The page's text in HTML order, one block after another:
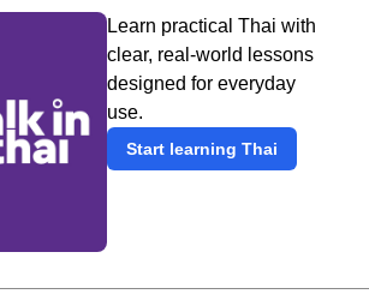
Learn practical Thai with
clear, real-world lessons
designed for everyday
use.
Start learning Thai